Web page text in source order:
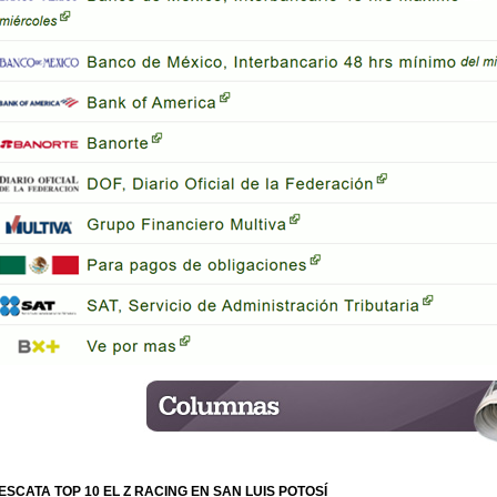
TOP 10 EL Z RACING EN SAN LUIS POTOSÍ